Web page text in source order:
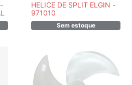
HELICE DE SPLIT ELGIN -
971010
Sem estoque